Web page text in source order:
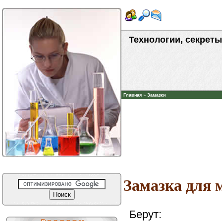
Технологии,
Главная » Замазки
Замазка для
Берут: